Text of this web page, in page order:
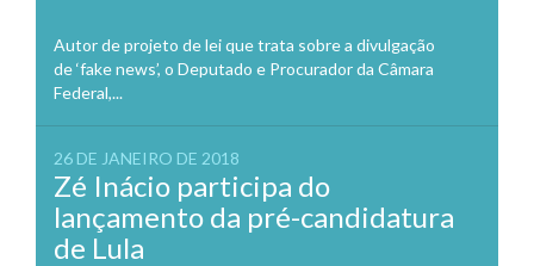
Autor de projeto de lei que trata sobre a divulgação
de ‘fake news’, o Deputado e Procurador da Câmara
Federal,...
26 DE JANEIRO DE 2018
Zé Inácio participa do
lançamento da pré-candidatura
de Lula